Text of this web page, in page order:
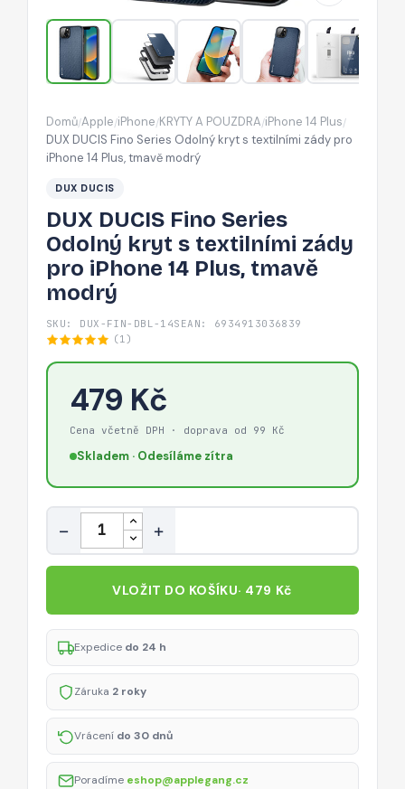
s
textilními
zády
pro
14
Domů/Apple/iPhone/KRYTY A POUZDRA/iPhone 14 Plus/
DUX DUCIS Fino Series Odolný kryt s textilními zády pro
iPhone 14 Plus, tmavě modrý
DUX DUCIS
DUX DUCIS Fino Series
Odolný kryt s textilními zády
pro iPhone 14 Plus, tmavě
modrý
SKU: DUX-FIN-DBL-14S EAN: 6934913036839
(1)
479 Kč
Cena včetně DPH · doprava od 99 Kč
Skladem · Odesíláme zítra
Množství
− +
VLOŽIT DO KOŠÍKU· 479 Kč
Expedice do 24 h
Záruka 2 roky
Vrácení do 30 dnů
Poradíme eshop@applegang.cz